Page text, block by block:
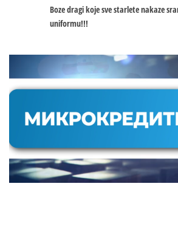
Boze dragi koje sve starlete nakaze
uniformu!!!